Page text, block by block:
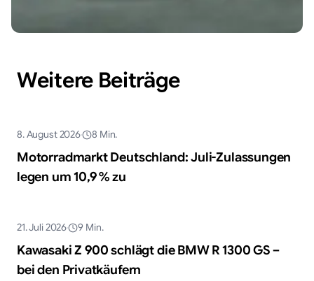
Weitere Beiträge
Markt & Trends
8. August 2026 8 Min.
Motorradmarkt Deutschland: Juli-Zulassungen
legen um 10,9 % zu
Markt & Trends
21. Juli 2026 9 Min.
Kawasaki Z 900 schlägt die BMW R 1300 GS –
bei den Privatkäufern